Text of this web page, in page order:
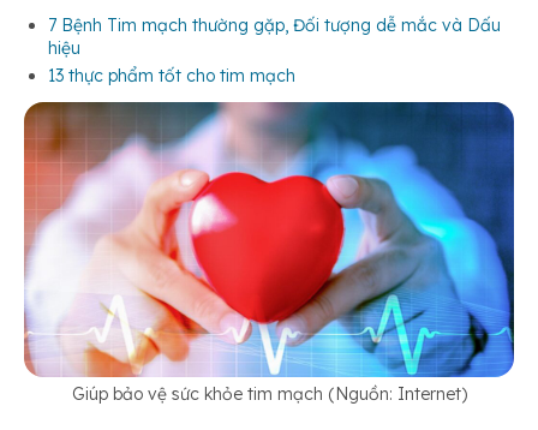
7 Bệnh Tim mạch thường gặp, Đối tượng dễ mắc và Dấu
hiệu
13 thực phẩm tốt cho tim mạch
Giúp bảo vệ sức khỏe tim mạch (Nguồn: Internet)